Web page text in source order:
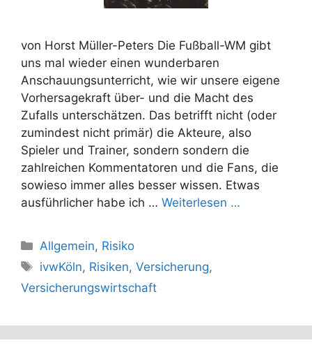
von Horst Müller-Peters Die Fußball-WM gibt
uns mal wieder einen wunderbaren
Anschauungsunterricht, wie wir unsere eigene
Vorhersagekraft über- und die Macht des
Zufalls unterschätzen. Das betrifft nicht (oder
zumindest nicht primär) die Akteure, also
Spieler und Trainer, sondern sondern die
zahlreichen Kommentatoren und die Fans, die
sowieso immer alles besser wissen. Etwas
ausführlicher habe ich … Weiterlesen …
Kategorien
Allgemein, Risiko
Schlagwörter
ivwKöln, Risiken,Versicherung,
Versicherungswirtschaft